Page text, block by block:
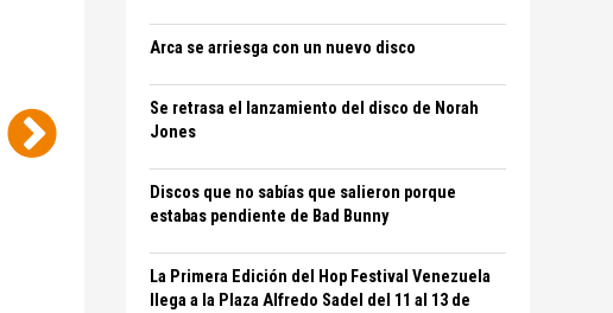
Arca se arriesga con un nuevo disco
Se retrasa el lanzamiento del disco de Norah
Jones
Discos que no sabías que salieron porque
estabas pendiente de Bad Bunny
La Primera Edición del Hop Festival Venezuela
llega a la Plaza Alfredo Sadel del 11 al 13 de